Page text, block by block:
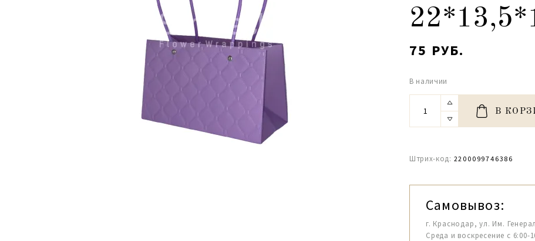
75 РУБ.
В наличии
В
Штрих-код: 2200099746386
Самовывоз:
г. Краснодар, ул. Им.
Среда и воскресение с 6:00-